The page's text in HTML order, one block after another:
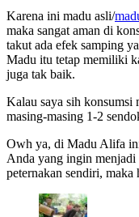
Karena ini madu asli/
maka sangat aman di
takut ada efek samping
Madu itu tetap memiliki
juga tak baik.
Kalau saya sih konsumsi
masing-masing 1-2
Owh ya, di Madu Alifa
Anda yang ingin
peternakan sendiri,